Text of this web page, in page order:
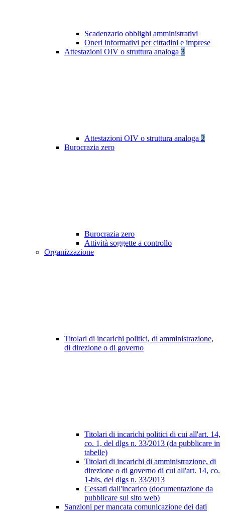
Scadenzario obblighi amministrativi
Oneri informativi per cittadini e imprese
Attestazioni OIV o struttura analoga 3
Attestazioni OIV o struttura analoga 2
Burocrazia zero
Burocrazia zero
Attività soggette a controllo
Organizzazione
Titolari di incarichi politici, di amministrazione,
di direzione o di governo
Titolari di incarichi politici di cui all'art. 14,
co. 1, del dlgs n. 33/2013 (da pubblicare in
tabelle)
Titolari di incarichi di amministrazione, di
direzione o di governo di cui all'art. 14, co.
1-bis, del dlgs n. 33/2013
Cessati dall'incarico (documentazione da
pubblicare sul sito web)
Sanzioni per mancata comunicazione dei dati